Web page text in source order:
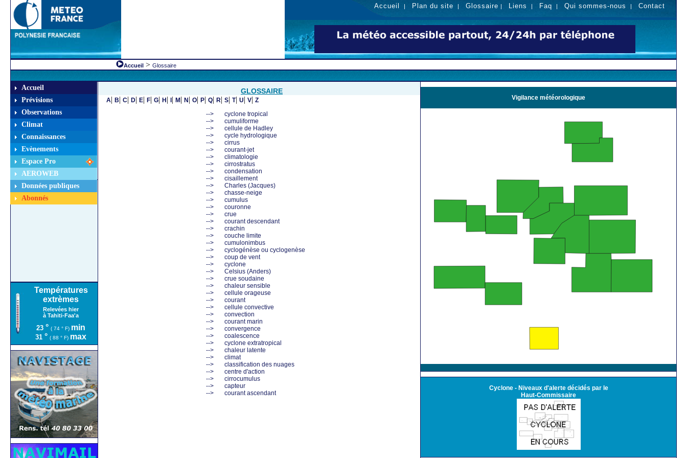
Accueil
Prévisions
Observations
Climat
Connaissances
Evènements
Espace Pro
AEROWEB
Données publiques
Abonnés
Accueil | Plan du site | Glossaire | Liens | Faq | Qui sommes-nous | Contact
Accueil > Glossaire
Températures
extrèmes
Relevées hier
à Tahiti-Faa'a
23 ° ( 74 ° F) min
31 ° ( 88 ° F) max
GLOSSAIRE
A| B| C| D| E| F| G| H | | M | N | O| P| Q| R| S| T| U| V| Z
-->
cyclone tropical
-->
cumuliforme
-->
cellule de Hadley
-->
cycle hydrologique
-->
cirrus
-->
courant-jet
-->
climatologie
-->
cirrostratus
-->
condensation
-->
cisaillement
-->
Charles (Jacques)
-->
chasse-neige
-->
cumulus
-->
couronne
-->
crue
-->
courant descendant
-->
crachin
-->
couche limite
-->
cumulonimbus
-->
cyclogénèse ou cyclogenèse
-->
coup de vent
-->
cyclone
-->
Celsius (Anders)
-->
crue soudaine
-->
chaleur sensible
-->
cellule orageuse
-->
courant
-->
cellule convective
-->
convection
-->
courant marin
-->
convergence
-->
coalescence
-->
cyclone extratropical
-->
chaleur latente
-->
climat
-->
classification des nuages
-->
centre d'action
-->
cirrocumulus
-->
capteur
-->
courant ascendant
Vigilance météorologique
Cyclone - Niveaux d'alerte décidés par le
Haut-Commissaire